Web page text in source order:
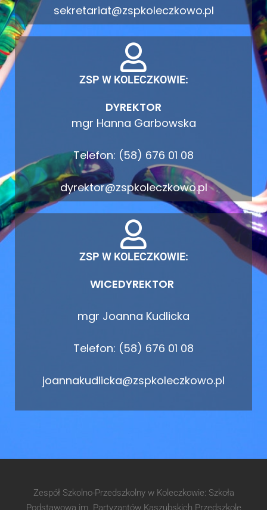
sekretariat@zspkoleczkowo.pl
ZSP W KOLECZKOWIE:
DYREKTOR
mgr Hanna Garbowska
Telefon: (58) 676 01 08
dyrektor@zspkoleczkowo.pl
ZSP W KOLECZKOWIE:
WICEDYREKTOR
mgr Joanna Kudlicka
Telefon: (58) 676 01 08
joannakudlicka@zspkoleczkowo.pl
Zespół Szkolno-Przedszkolny w Koleczkowie: Szkoła
Podstawowa im. Partyzantów Kaszubskich Przedszkole